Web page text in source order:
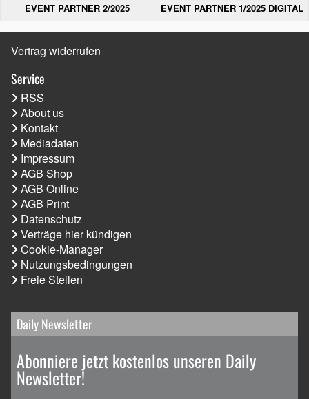
EVENT PARTNER 2/2025 EVENT PARTNER 1/2025 DIGITAL
Vertrag widerrufen
Service
RSS
About us
Kontakt
Mediadaten
Impressum
AGB Shop
AGB Online
AGB Print
Datenschutz
Verträge hier kündigen
Cookie-Manager
Nutzungsbedingungen
Freie Stellen
Daily Newsletter
Abonniere jetzt kostenlos unseren Daily
Newsletter!